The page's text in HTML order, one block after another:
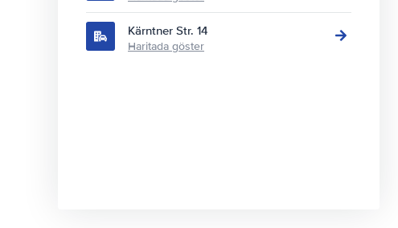
Kärntner Str. 14
Haritada göster